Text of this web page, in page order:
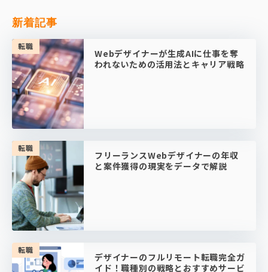
新着記事
転職
Webデザイナーが生成AIに仕事を奪
われないための活用法とキャリア戦略
転職
フリーランスWebデザイナーの年収
と案件獲得の現実をデータで解説
転職
デザイナーのフルリモート転職完全ガ
イド！職種別の戦略とおすすめサービ